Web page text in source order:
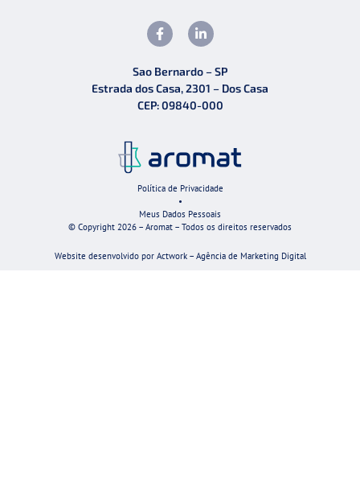
Sao Bernardo – SP
Estrada dos Casa, 2301 – Dos Casa
CEP: 09840-000
Política de Privacidade
•
Meus Dados Pessoais
© Copyright 2026 – Aromat – Todos os direitos reservados
Website desenvolvido por Actwork – Agência de Marketing Digital